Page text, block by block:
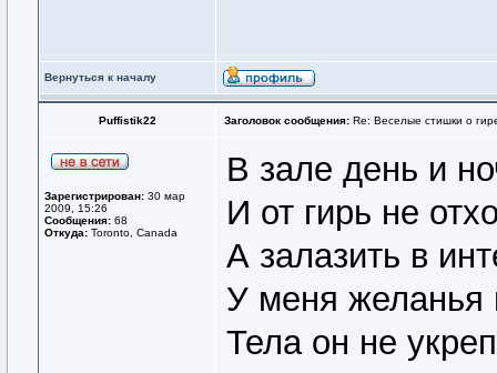
Вернуться к началу
Puffistik22 Заголовок сообщения: Re: Веселые стишки о
Зарегистрирован: 30 мар
2009, 15:26
Сообщения: 68
Откуда: Toronto, Canada
В зале день и
И от гирь не
А залазить в
У меня желанья
Тела он не